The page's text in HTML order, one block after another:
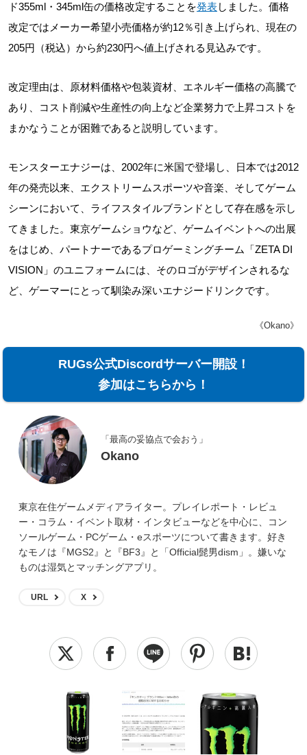
ド355ml・345ml缶の価格改定することを発表しました。価格
改定ではメーカー希望小売価格が約12％引き上げられ、現在の
205円（税込）から約230円へ値上げされる見込みです。
改定理由は、原材料価格や包装資材、エネルギー価格の高騰で
あり、コスト削減や生産性の向上など企業努力で上昇コストを
まかなうことが困難であると説明しています。
モンスターエナジーは、2002年に米国で登場し、日本では2012
年の発売以来、エクストリームスポーツや音楽、そしてゲーム
シーンにおいて、ライフスタイルブランドとして存在感を示し
てきました。東京ゲームショウなど、ゲームイベントへの出展
をはじめ、パートナーであるプロゲーミングチーム「ZETA DI
VISION」のユニフォームには、そのロゴがデザインされるな
ど、ゲーマーにとって馴染み深いエナジードリンクです。
《Okano》
RUGs公式Discordサーバー開設！
参加はこちらから！
「最高の妥協点で会おう」
Okano
東京在住ゲームメディアライター。プレイレポート・レビュ
ー・コラム・イベント取材・インタビューなどを中心に、コン
ソールゲーム・PCゲーム・eスポーツについて書きます。好き
なモノは『MGS2』と『BF3』と「Official髭男dism」。嫌いな
ものは湿気とマッチングアプリ。
URL X